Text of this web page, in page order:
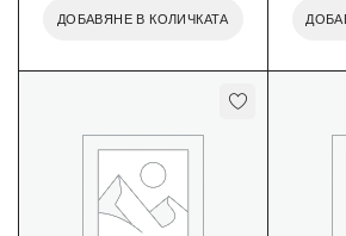
ДОБАВЯНЕ В КОЛИЧКАТА